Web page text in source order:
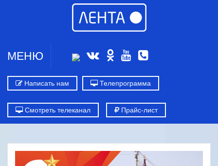
МЕНЮ
Написать нам Телепрограмма
Смотреть телеканал Прайс-лист